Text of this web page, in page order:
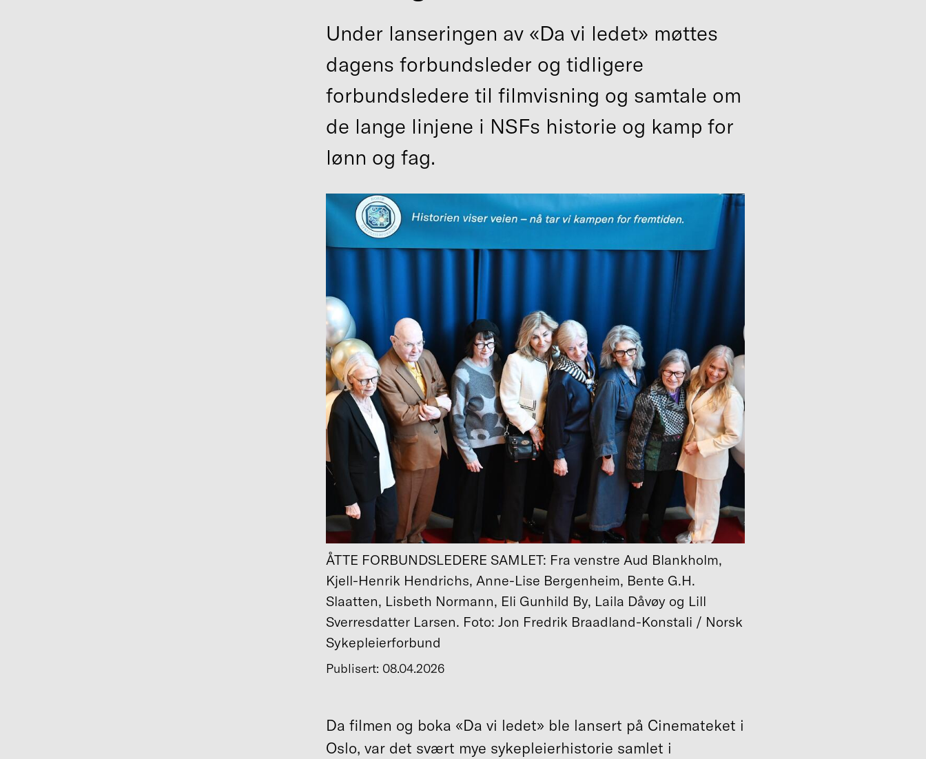
Under lanseringen av «Da vi ledet» møttes
dagens forbundsleder og tidligere
forbundsledere til filmvisning og samtale om
de lange linjene i NSFs historie og kamp for
lønn og fag.
ÅTTE FORBUNDSLEDERE SAMLET: Fra venstre Aud Blankholm,
Kjell-Henrik Hendrichs, Anne-Lise Bergenheim, Bente G.H.
Slaatten, Lisbeth Normann, Eli Gunhild By, Laila Dåvøy og Lill
Sverresdatter Larsen. Foto: Jon Fredrik Braadland-Konstali / Norsk
Sykepleierforbund
Publisert: 08.04.2026
Da filmen og boka «Da vi ledet» ble lansert på Cinemateket i
Oslo, var det svært mye sykepleierhistorie samlet i